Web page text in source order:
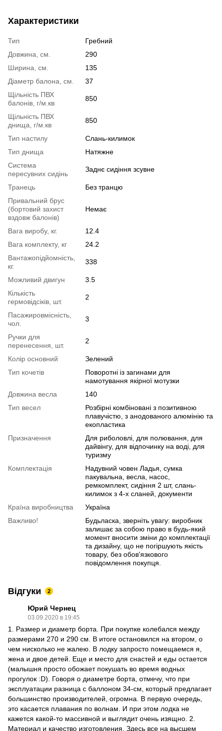
Характеристики
Тип
Гребний
Довжина, см.
290
Ширина, см.
135
Діаметр балона, см.
37
Щільність ПВХ
балонів, г/м.кв
850
Щільність ПВХ
днища, г/м.кв
850
Тип настилу
Слань-килимок
Тип днища
Натяжне
Система
пересувних сидінь
Заднє сидіння зсувне
Транець
Без транцю
Привальний брус
(бортовий захист
вздовж балонів)
Немає
Вага виробу, кг.
12.4
Вага комплекту, кг
24.2
Вантажопідйомність,
кг.
338
Можливий двигун
3.5
Кількість
гермовідсіків, шт.
2
Пасажировмісність,
чол.
3
Ручки для
перенесення, шт.
2
Колір основний
Зелений
Тип кочетiв
Поворотні із загинами для
намотування якірної мотузки
Довжина весла
140
Тип весел
Розбірні комбіновані з позитивною
плавучістю, з анодованого алюмінію та
екопластика
Призначення
Для риболовлі, для полювання, для
дайвінгу, для відпочинку на воді, для
туризму
Комплектація
Надувний човен Ладья, сумка
пакувальна, весла, насос,
ремкомплект, сидіння 2 шт, слань-
килимок з 4-х сланей, документи
Країна виробництва
Україна
Важливо!
Будьласка, зверніть увагу: виробник
залишає за собою право в будь-який
момент вносити зміни до комплектації
та дизайну, що не погіршують якість
товару, без обов'язкового
повідомлення покупця.
Відгуки 2
Юрий Чернец
03.09.2020 в 19:45
1. Размер и диаметр борта. При покупке колебался между
размерами 270 и 290 см. В итоге остановился на втором, о
чем нисколько не жалею. В лодку запросто помещаемся я,
жена и двое детей. Еще и место для снастей и еды остается
(малышня просто обожает покушать во время водных
прогулок :D). Говоря о диаметре борта, отмечу, что при
эксплуатации разница с баллоном 34-см, который предлагает
большинство производителей, огромна. В первую очередь,
это касается плавания по волнам. И при этом лодка не
кажется какой-то массивной и выглядит очень изящно. 2.
Материал и качество изготовления. Здесь все на высшем